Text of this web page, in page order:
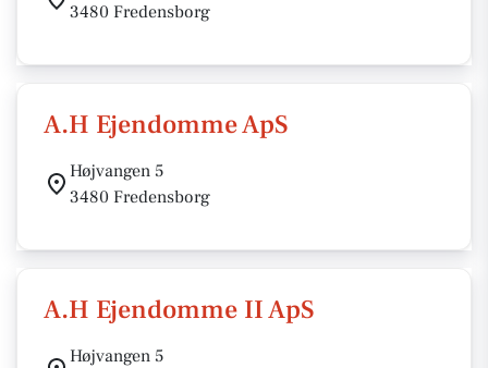
3480 Fredensborg
A.H Ejendomme ApS
Højvangen 5
3480 Fredensborg
A.H Ejendomme II ApS
Højvangen 5